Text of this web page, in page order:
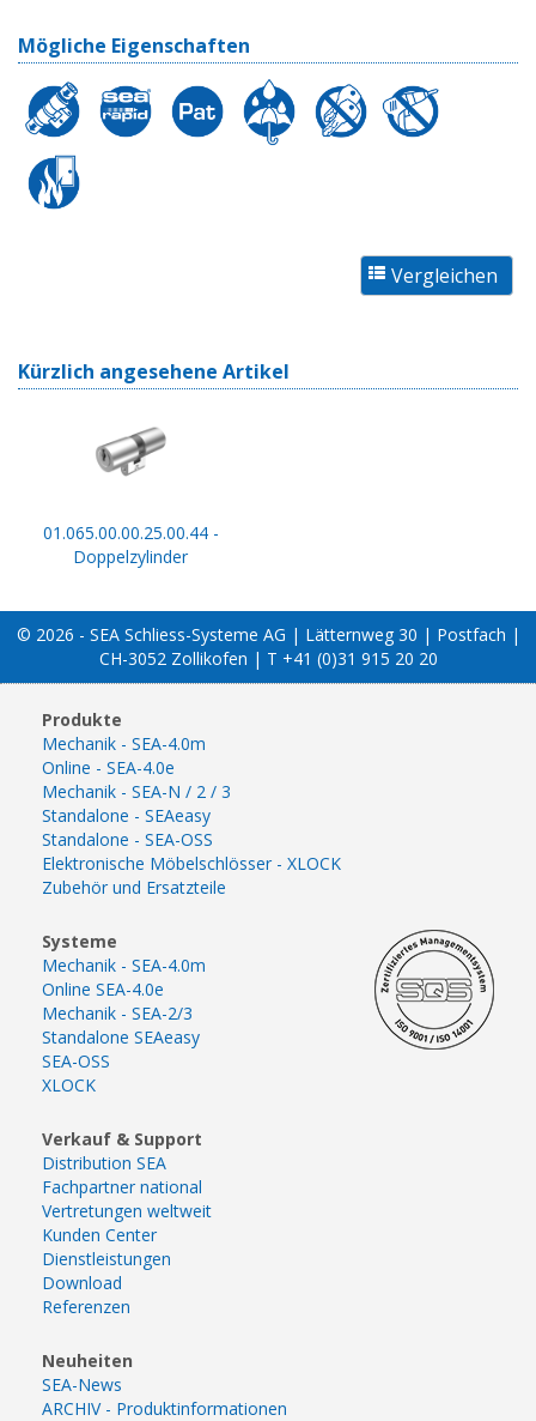
Mögliche Eigenschaften
Kürzlich angesehene Artikel
01.065.00.00.25.00.44 -
Doppelzylinder
© 2026 - SEA Schliess-Systeme AG | Lätternweg 30 | Postfach |
CH-3052 Zollikofen | T +41 (0)31 915 20 20
Produkte
Mechanik - SEA-4.0m
Online - SEA-4.0e
Mechanik - SEA-N / 2 / 3
Standalone - SEAeasy
Standalone - SEA-OSS
Elektronische Möbelschlösser - XLOCK
Zubehör und Ersatzteile
Systeme
Mechanik - SEA-4.0m
Online SEA-4.0e
Mechanik - SEA-2/3
Standalone SEAeasy
SEA-OSS
XLOCK
Verkauf & Support
Distribution SEA
Fachpartner national
Vertretungen weltweit
Kunden Center
Dienstleistungen
Download
Referenzen
Neuheiten
SEA-News
ARCHIV - Produktinformationen